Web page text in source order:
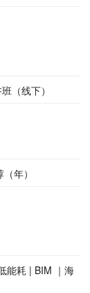
（线下）
年）
能耗 | BIM ｜海